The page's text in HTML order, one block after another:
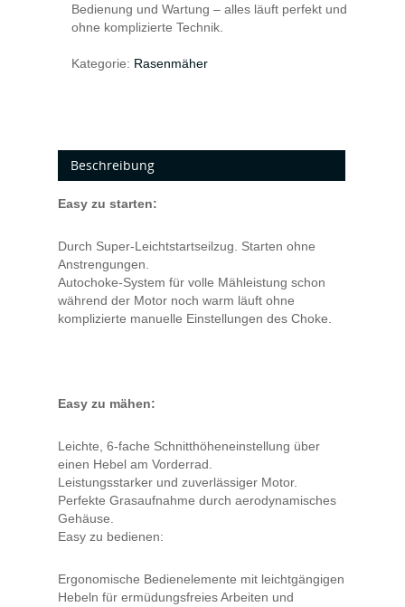
Bedienung und Wartung – alles läuft perfekt und
ohne komplizierte Technik.
Kategorie: Rasenmäher
Beschreibung
Easy zu starten:
Durch Super-Leichtstartseilzug. Starten ohne
Anstrengungen.
Autochoke-System für volle Mähleistung schon
während der Motor noch warm läuft ohne
komplizierte manuelle Einstellungen des Choke.
Easy zu mähen:
Leichte, 6-fache Schnitthöheneinstellung über
einen Hebel am Vorderrad.
Leistungsstarker und zuverlässiger Motor.
Perfekte Grasaufnahme durch aerodynamisches
Gehäuse.
Easy zu bedienen:
Ergonomische Bedienelemente mit leichtgängigen
Hebeln für ermüdungsfreies Arbeiten und